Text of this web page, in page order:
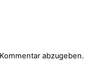
abzugeben.